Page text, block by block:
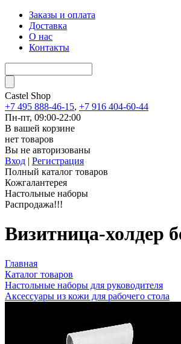
Заказы и оплата
Доставка
О нас
Контакты
Castel Shop
+7 495 888-46-15, +7 916 404-60-44
Пн-пт, 09:00-22:00
В вашей корзине
нет товаров
Вы не авторизованы
Вход | Регистрация
Полный каталог товаров
Кожгалантерея
Настольные наборы
Распродажа!!!
Визитница-холдер
Главная
Каталог товаров
Настольные наборы для руководителя
Аксессуары из кожи для рабочего стола